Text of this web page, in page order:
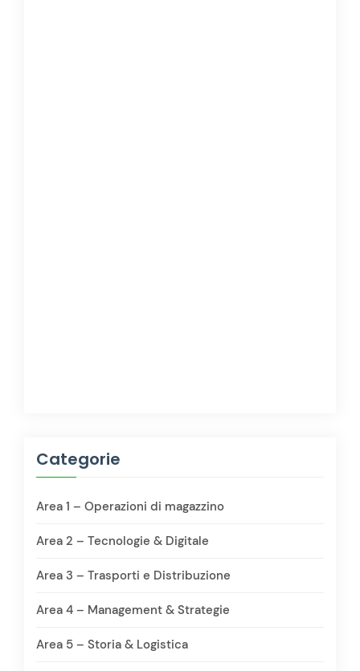
Categorie
Area 1 – Operazioni di magazzino
Area 2 – Tecnologie & Digitale
Area 3 – Trasporti e Distribuzione
Area 4 – Management & Strategie
Area 5 – Storia & Logistica